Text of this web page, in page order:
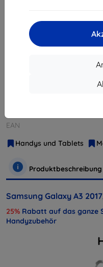
ausverkauft
Weitere Varianten dieses
EAN
Handys und Tablets
Produktbeschreibung
Samsung Galaxy A3
25% Rabatt auf das ganze
Handyzubehör